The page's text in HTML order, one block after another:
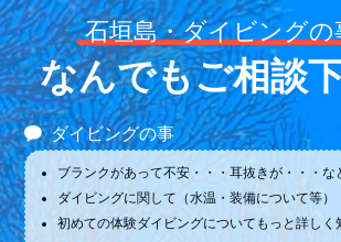
石垣島・ダイビングの
なんでもご相談
ダイビングの事
ブランクがあって不安・・・耳抜きが・・・な
ダイビングに関して（水温・装備について等）
初めての体験ダイビングについてもっと詳しく